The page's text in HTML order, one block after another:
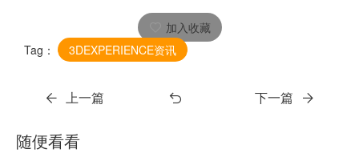
加入收藏
Tag：
3DEXPERIENCE资讯
上一篇 下一篇
随便看看